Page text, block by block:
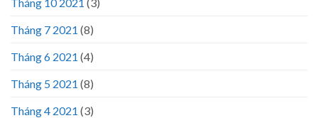
Tháng 7 2021 (8)
Tháng 6 2021 (4)
Tháng 5 2021 (8)
Tháng 4 2021 (3)